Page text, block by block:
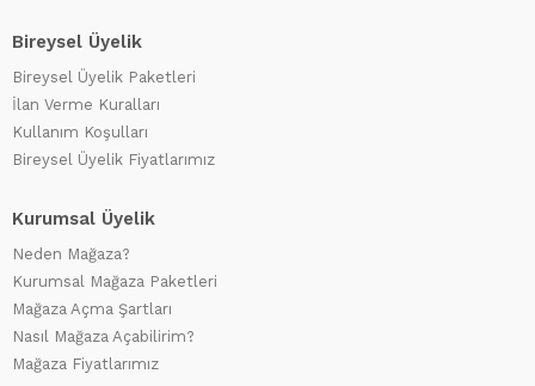
Bireysel Üyelik
Bireysel Üyelik Paketleri
İlan Verme Kuralları
Kullanım Koşulları
Bireysel Üyelik Fiyatlarımız
Kurumsal Üyelik
Neden Mağaza?
Kurumsal Mağaza Paketleri
Mağaza Açma Şartları
Nasıl Mağaza Açabilirim?
Mağaza Fiyatlarımız